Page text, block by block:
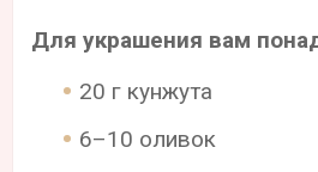
Для украшения вам
20 г кунжута
6–10 оливок